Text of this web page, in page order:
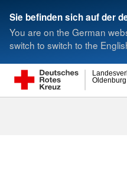
Sie befinden sich auf der
You are on the German
switch to switch to the
Oldenburg